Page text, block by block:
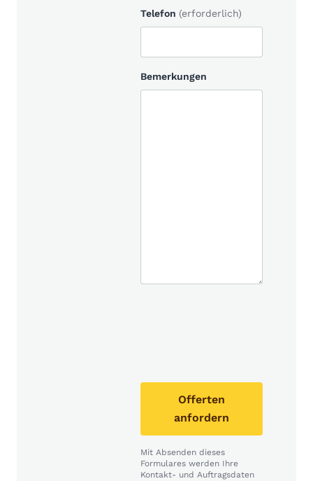
Telefon (erforderlich)
Bemerkungen
Offerten
anfordern
Mit Absenden dieses
Formulares werden Ihre
Kontakt- und Auftragsdaten